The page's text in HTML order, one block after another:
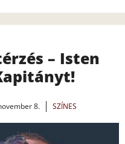
– Isten
8. SZÍNES